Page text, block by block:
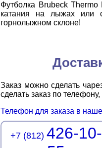
Футболка Brubeck
катания на лыжах или
горнолыжном склоне!
Заказ можно сделать
сделать заказ по
Телефон для заказа в
+7 (812) 426-10-